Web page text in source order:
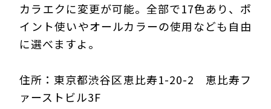
カラエクに変更が可能。全部で17色あり、ポ
イント使いやオールカラーの使用なども自由
に選べますよ。
住所：東京都渋谷区恵比寿1-20-2 恵比寿フ
ァーストビル3F